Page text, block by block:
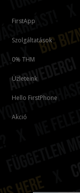
FirstApp
Szolgáltatások
0% THM
Üzleteink
Hello FirstPhone
Akció